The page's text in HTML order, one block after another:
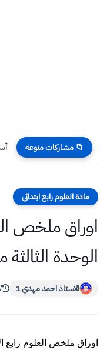
📁 مشاركات منوعه
مادة العلوم رابع ابتدائي
اوراق ملخص
الوحدة
الاستاذ احمد مهدي 1
اوراق ملخص العلوم رابع